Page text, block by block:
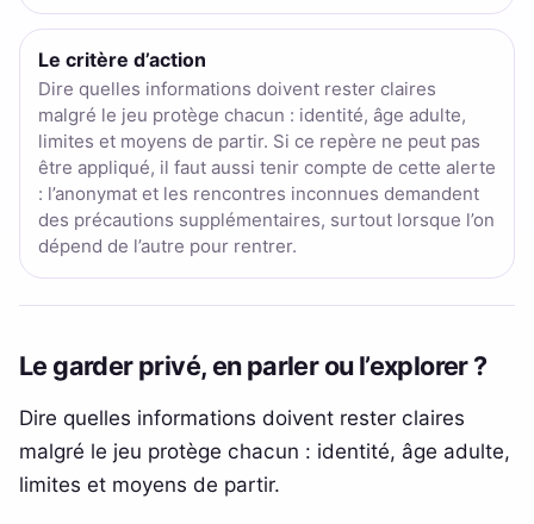
Le critère d’action
Dire quelles informations doivent rester claires
malgré le jeu protège chacun : identité, âge adulte,
limites et moyens de partir. Si ce repère ne peut pas
être appliqué, il faut aussi tenir compte de cette alerte
: l’anonymat et les rencontres inconnues demandent
des précautions supplémentaires, surtout lorsque l’on
dépend de l’autre pour rentrer.
Le garder privé, en parler ou l’explorer ?
Dire quelles informations doivent rester claires
malgré le jeu protège chacun : identité, âge adulte,
limites et moyens de partir.